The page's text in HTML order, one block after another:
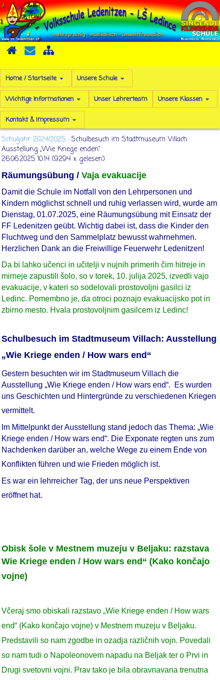
Home / Startseite Unsere Schule
Wichtige Informationen Unser Lehrerteam Unsere Klassen
Kontakt & Impressum
Schuljahr 2024/2025 : Schulbesuch im Stadtmuseum Villach:
Ausstellung „Wie Kriege enden“
26.06.2025 10:14 (9294 x gelesen)
Räumungsübung / Vaja evakuacije
Damit die Schule im Notfall von den Lehrpersonen und
Kindern möglichst schnell und ruhig verlassen wird, wurde am
Dienstag, 01.07.2025, eine Räumungsübung mit Einsatz der
FF Ledenitzen geübt. Wichtig dabei ist, dass die Kinder den
Fluchtweg und den Sammelplatz bewusst wahrnehmen.
Herzlichen Dank an die Freiwillige Feuerwehr Ledenitzen!
Da bi lahko učenci in učitelji v nujnih primerih čim hitreje in
mirneje zapustili šolo, so v torek, 10. julija 2025, izvedli vajo
evakuacije, v kateri so sodelovali prostovoljni gasilci iz
Ledinc. Pomembno je, da otroci poznajo evakuacijsko pot in
zbirno mesto. Hvala prostovoljnim gasilcem iz Ledinc!
Schulbesuch im Stadtmuseum Villach: Ausstellung
„Wie Kriege enden / How wars end“
Gestern besuchten wir im Stadtmuseum Villach die
Ausstellung „Wie Kriege enden / How wars end“.
Es wurden
uns Geschichten und Hintergründe zu verschiedenen Kriegen
vermittelt.
Im Mittelpunkt der Ausstellung stand jedoch das Thema: „Wie
Kriege enden / How wars end“. Die Exponate regten uns zum
Nachdenken darüber an, welche Wege zu einem Ende von
Konflikten führen und wie Frieden möglich ist.
Es war ein lehrreicher Tag, der uns neue Perspektiven
eröffnet hat.
Obisk šole v Mestnem muzeju v Beljaku: razstava
Wie Kriege enden / How wars end“ (Kako končajo
vojne)
Včeraj smo obiskali razstavo „Wie Kriege enden / How wars
end“ (Kako končajo vojne) v Mestnem muzeju v Beljaku.
Predstavili so nam zgodbe in ozadja različnih vojn. Povedali
so nam tudi o Napoleonovem napadu na Beljak ter o Prvi in
Drugi svetovni vojni. Prav tako je bila obravnavana trenutna